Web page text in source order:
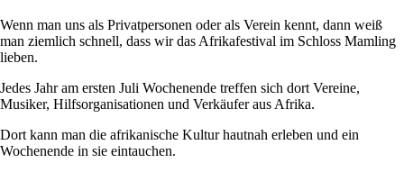
Wenn man uns als Privatpersonen oder als Verein kennt, dann weiß
man ziemlich schnell, dass wir das Afrikafestival im Schloss Mamling
lieben.
Jedes Jahr am ersten Juli Wochenende treffen sich dort Vereine,
Musiker, Hilfsorganisationen und Verkäufer aus Afrika.
Dort kann man die afrikanische Kultur hautnah erleben und ein
Wochenende in sie eintauchen.